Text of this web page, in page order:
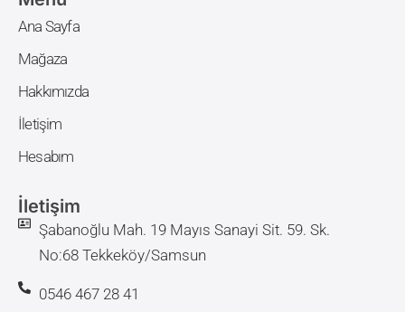
Ana Sayfa
Mağaza
Hakkımızda
İletişim
Hesabım
İletişim
Şabanoğlu Mah. 19 Mayıs Sanayi Sit. 59. Sk.
No:68 Tekkeköy/Samsun
0546 467 28 41